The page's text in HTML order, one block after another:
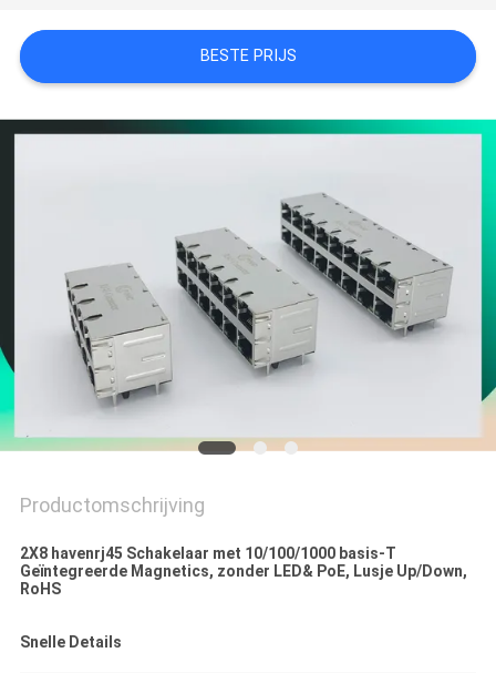
BESTE PRIJS
Productomschrijving
2X8 havenrj45 Schakelaar met 10/100/1000 basis-T
Geïntegreerde Magnetics, zonder LED& PoE, Lusje Up/Down,
RoHS
Snelle Details